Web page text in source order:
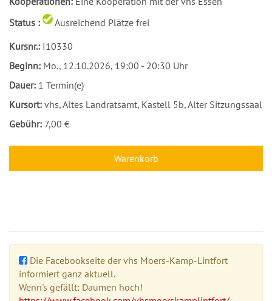
Status :
Ausreichend Plätze frei
Kursnr.: I10330
Beginn: Mo., 12.10.2026, 19:00 - 20:30 Uhr
Dauer: 1 Termin(e)
Kursort: vhs, Altes Landratsamt, Kastell 5b, Alter Sitzungssaal
Gebühr: 7,00 €
Warenkorb
Die Facebookseite der vhs Moers-Kamp-Lintfort
informiert ganz aktuell.
Wenn's gefällt: Daumen hoch!